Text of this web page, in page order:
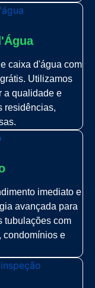
caixa d'água com
Utilizamos
a qualidade e
residências,
imediato e
avançada para
tubulações com
condomínios e